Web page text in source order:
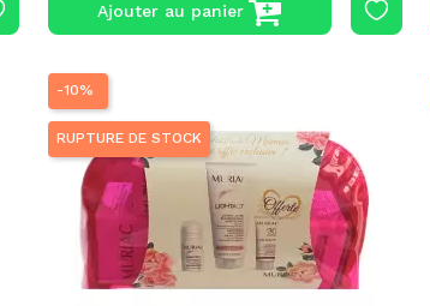
Ajouter au panier
-10%
RUPTURE DE STOCK